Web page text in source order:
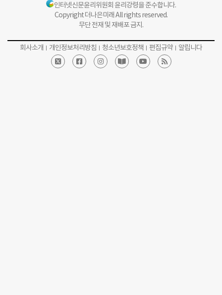
인터넷신문윤리위원회 윤리강령을 준수합니다.
Copyright 더나은미래 All rights reserved.
무단 전재 및 재배포 금지.
회사소개 개인정보처리방침 청소년보호정책 편집규약 알립니다